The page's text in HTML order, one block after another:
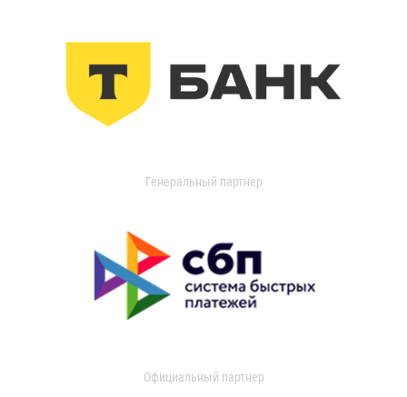
Генеральный партнер
Официальный партнер